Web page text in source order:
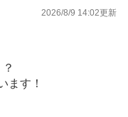
2026/8/9 14:02更新
ます！